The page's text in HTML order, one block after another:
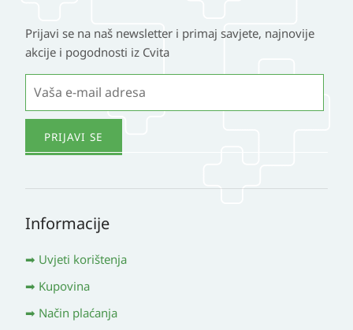
Prijavi se na naš newsletter i primaj savjete, najnovije
akcije i pogodnosti iz Cvita
Informacije
Uvjeti korištenja
Kupovina
Način plaćanja